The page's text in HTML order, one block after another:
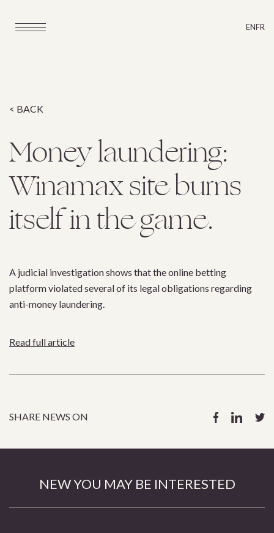
ENFR
< BACK
Money laundering:
Winamax site burns
itself in the game.
A judicial investigation shows that the online betting
platform violated several of its legal obligations regarding
anti-money laundering.
Read full article
SHARE NEWS ON
NEW YOU MAY BE INTERESTED